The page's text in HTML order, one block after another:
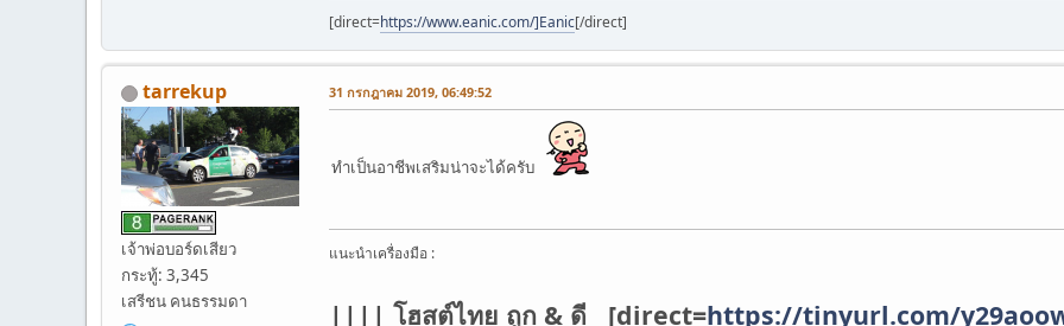
[direct=https://www.eanic.com/]Eanic[/direct]
tarrekup
เจ้าพ่อบอร์ดเสียว
กระทู้: 3,345
เสรีชน คนธรรมดา
31 กรกฎาคม 2019, 06:49:52
ทำเป็นอาชีพเสริมน่าจะได้ครับ
แนะนำเครื่องมือ :
|||| โฮสต์ไทย ถูก & ดี [direct=https://tinyurl.com/